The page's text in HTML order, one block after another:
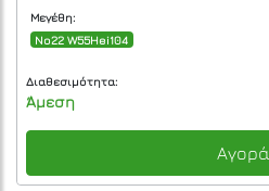
Μεγέθη:
No22 W55Hei104
Διαθεσιμότητα:
Άμεση
Αγορά